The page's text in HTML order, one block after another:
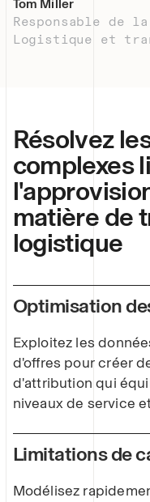
Tom Miller
Responsable de
Logistique et
Résolvez
complexes
matière de
logistique
Optimisation
Exploitez les
d'offres pour créer
d'attribution qui
niveaux de service
Limitations de
Modélisez